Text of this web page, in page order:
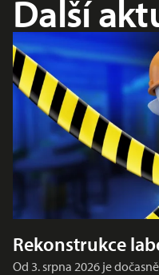
Další
Rekonstrukce
Od 3. srpna 2026 je